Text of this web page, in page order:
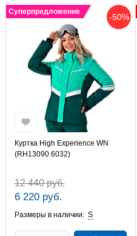
-50%
Суперпредложение
Куртка High Experience WN
(RH13090 6032)
12 440 руб.
6 220 руб.
Размеры в наличии: S